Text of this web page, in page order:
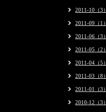
2011-10（3）
2011-09（1）
2011-06（3）
2011-05（2）
2011-04（5）
2011-03（8）
2011-01（3）
2010-12（3）